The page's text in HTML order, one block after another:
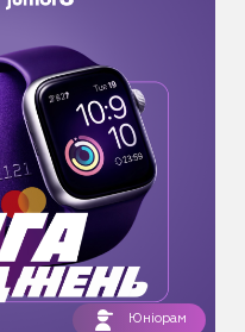
Юніорам